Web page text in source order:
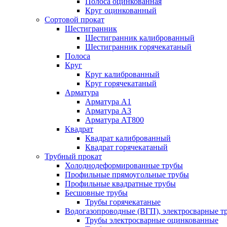
Круг оцинкованный
Сортовой прокат
Шестигранник
Шестигранник калиброванный
Шестигранник горячекатаный
Полоса
Круг
Круг калиброванный
Круг горячекатаный
Арматура
Арматура А1
Арматура А3
Арматура АТ800
Квадрат
Квадрат калиброванный
Квадрат горячекатаный
Трубный прокат
Холоднодеформированные трубы
Профильные прямоугольные трубы
Профильные квадратные трубы
Бесшовные трубы
Трубы горячекатаные
Водогазопроводные (ВГП), электросварные
Трубы электросварные оцинкованные